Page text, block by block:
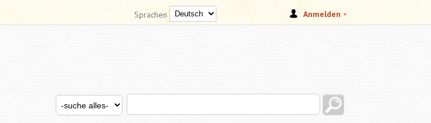
Anmelden
Sprachen
SUCHFORMULAR
Search this site
Search for